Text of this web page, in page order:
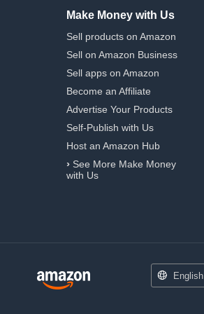
Make Money with Us
Sell products on Amazon
Sell on Amazon Business
Sell apps on Amazon
Become an Affiliate
Advertise Your Products
Self-Publish with Us
Host an Amazon Hub
› See More Make Money
with Us
English